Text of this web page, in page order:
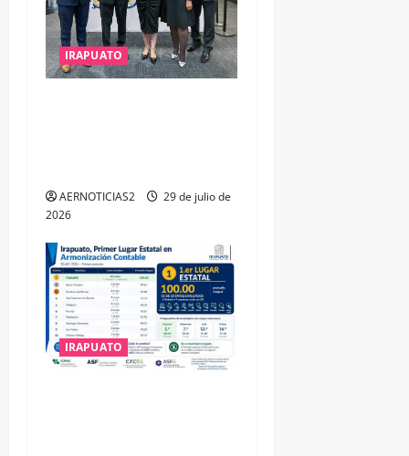
IRAPUATO
AERNOTICIAS2
29 de julio de
2026
IRAPUATO